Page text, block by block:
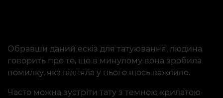
Обравши даний ескіз для татуювання, людина
говорить про те, що в минулому вона зробила
помилку, яка відняла у нього щось важливе.
Часто можна зустріти тату з темною крилатою